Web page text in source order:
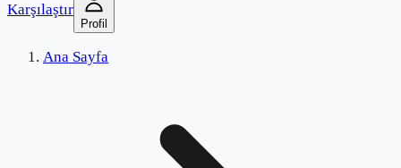
Karşılaştır
Profil
Ana Sayfa